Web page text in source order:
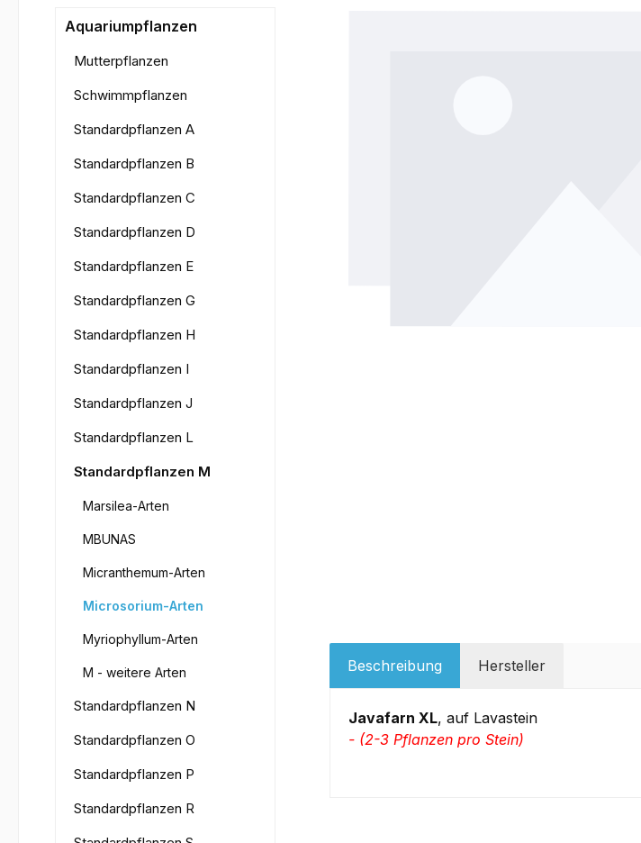
Aquariumpflanzen
Mutterpflanzen
Schwimmpflanzen
Standardpflanzen A
Standardpflanzen B
Standardpflanzen C
Standardpflanzen D
Standardpflanzen E
Standardpflanzen G
Standardpflanzen H
Standardpflanzen I
Standardpflanzen J
Standardpflanzen L
Standardpflanzen M
Marsilea-Arten
MBUNAS
Micranthemum-Arten
Microsorium-Arten
Myriophyllum-Arten
M - weitere Arten
Standardpflanzen N
Standardpflanzen O
Standardpflanzen P
Standardpflanzen R
Beschreibung Hersteller
Javafarn XL, auf Lavastein
- (2-3 Pflanzen pro Stein)